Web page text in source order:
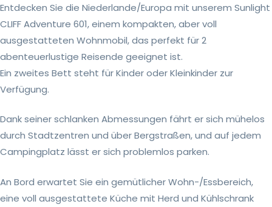
Entdecken Sie die Niederlande/Europa mit unserem Sunlight
CLIFF Adventure 601, einem kompakten, aber voll
ausgestatteten Wohnmobil, das perfekt für 2
abenteuerlustige Reisende geeignet ist.
Ein zweites Bett steht für Kinder oder Kleinkinder zur
Verfügung.
Dank seiner schlanken Abmessungen fährt er sich mühelos
durch Stadtzentren und über Bergstraßen, und auf jedem
Campingplatz lässt er sich problemlos parken.
An Bord erwartet Sie ein gemütlicher Wohn-/Essbereich,
eine voll ausgestattete Küche mit Herd und Kühlschrank